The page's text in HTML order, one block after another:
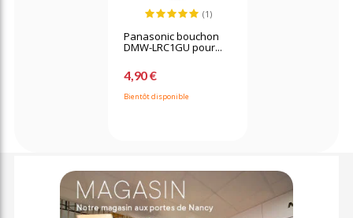
(1)
Panasonic bouchon
DMW-LRC1GU pour...
4,90 €
Bientôt disponible